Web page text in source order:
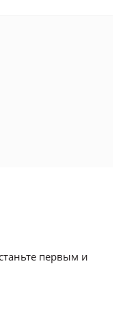
первым и